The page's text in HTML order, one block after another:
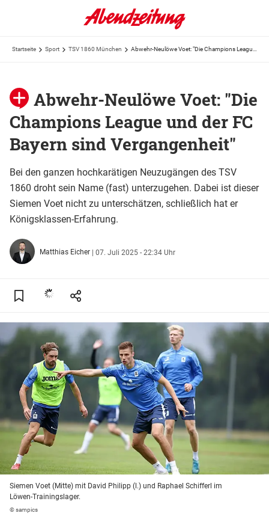
Startseite Sport TSV 1860 München
Abwehr-Neulöwe Voet: "Die
Champions League und der FC
Bayern sind Vergangenheit"
Bei den ganzen hochkarätigen Neuzugängen des TSV
1860 droht sein Name (fast) unterzugehen. Dabei ist dieser
Siemen Voet nicht zu unterschätzen, schließlich hat er
Königsklassen-Erfahrung.
Matthias Eicher | 07. Juli 2025 - 22:34 Uhr
Siemen Voet (Mitte) mit David Philipp (l.) und Raphael Schifferl im
Löwen-Trainingslager.
© sampics